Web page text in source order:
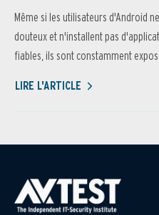
Même si les utilisateurs d'Android
douteux et n'installent pas
fiables, ils sont constamment
LIRE L'ARTICLE